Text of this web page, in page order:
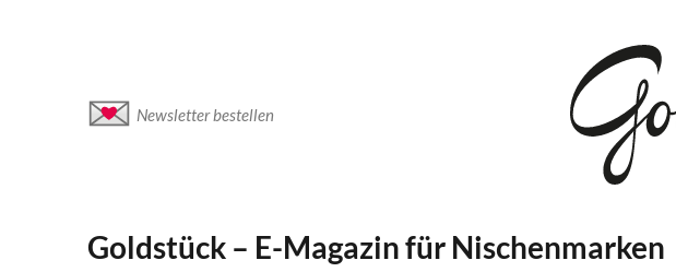
Newsletter bestellen
Goldstück – E-Magazin für Nischenmarken